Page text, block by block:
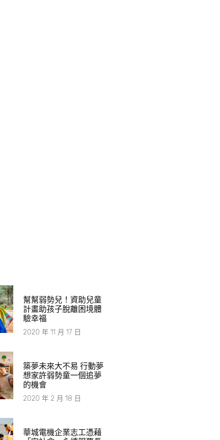
幫幫弱勢兒！資助兒童
計畫助孩子脫離困境體
驗幸福
2020 年 11 月 17 日
築夢未來大不易 行動夢
想家許弱勢童一個追夢
的機會
2020 年 2 月 18 日
華城電機企業志工憑藉